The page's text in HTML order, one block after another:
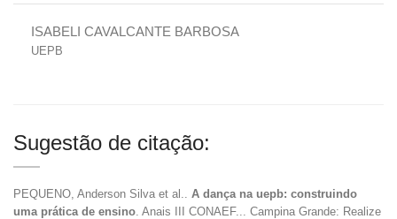
ISABELI CAVALCANTE BARBOSA
UEPB
Sugestão de citação:
PEQUENO, Anderson Silva et al.. A dança na uepb: construindo
uma prática de ensino . Anais III CONAEF... Campina Grande: Realize